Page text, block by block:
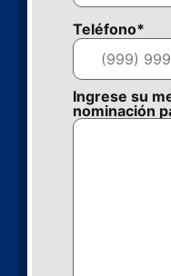
Teléfono*
Ingrese su
nominación